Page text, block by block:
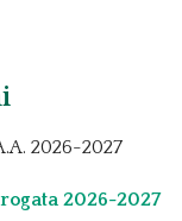
2026-2027
2026-2027